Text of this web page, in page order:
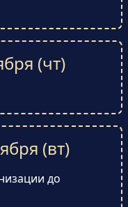
(чт)
(вт)
до